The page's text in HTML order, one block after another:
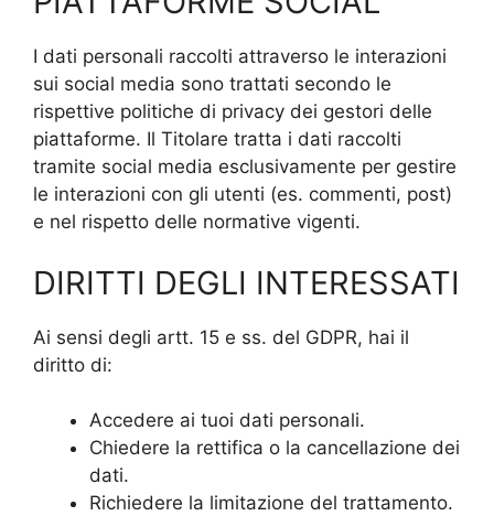
I dati personali raccolti attraverso le interazioni
sui social media sono trattati secondo le
rispettive politiche di privacy dei gestori delle
piattaforme. Il Titolare tratta i dati raccolti
tramite social media esclusivamente per gestire
le interazioni con gli utenti (es. commenti, post)
e nel rispetto delle normative vigenti.
DIRITTI DEGLI INTERESSATI
Ai sensi degli artt. 15 e ss. del GDPR, hai il
diritto di:
Accedere ai tuoi dati personali.
Chiedere la rettifica o la cancellazione dei
dati.
Richiedere la limitazione del trattamento.